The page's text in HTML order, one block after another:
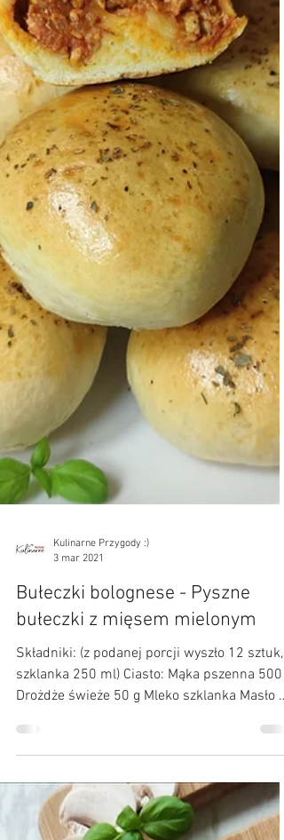
Kulinarne Przygody :)
Bułeczki bolognese - Pyszne
Składniki: (z podanej porcji wyszło 12 sztuk,
szklanka 250 ml) Ciasto: Mąka pszenna 500 g
Drożdże świeże 50 g Mleko szklanka Masło